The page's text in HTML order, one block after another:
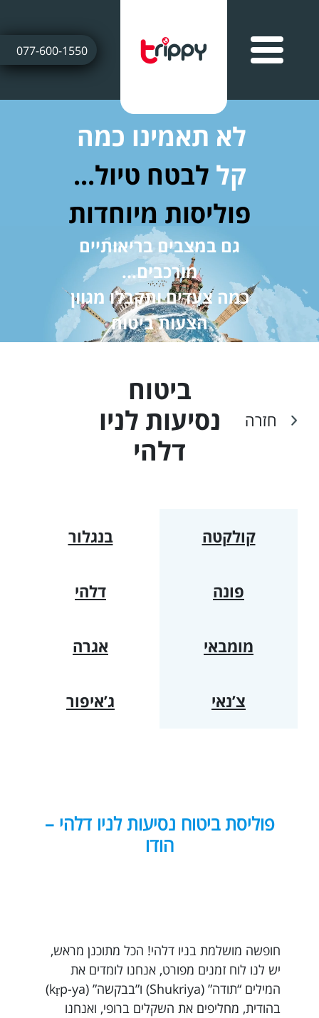
077-600-1550
לא תאמינו כמה
קל לבטח טיול...
פוליסות מיוחדות
גם במצבים בריאותיים
מורכבים...
כמה צעדים ותקבלו מגוון
הצעות ביטוח
חזרה
ביטוח
נסיעות לניו
דלהי
קולקטה בנגלור
פונה דלהי
מומבאי אגרה
צ’נאי ג’איפור
פוליסת ביטוח נסיעות לניו דלהי –
הודו
חופשה מושלמת בניו דלהי! הכל מתוכנן מראש,
יש לנו לוח זמנים מפורט, אנחנו לומדים את
המילים “תודה” (Shukriya) ו”בבקשה” (kṛp-ya)
בהודית, מחליפים את השקלים ברופי, ואנחנו